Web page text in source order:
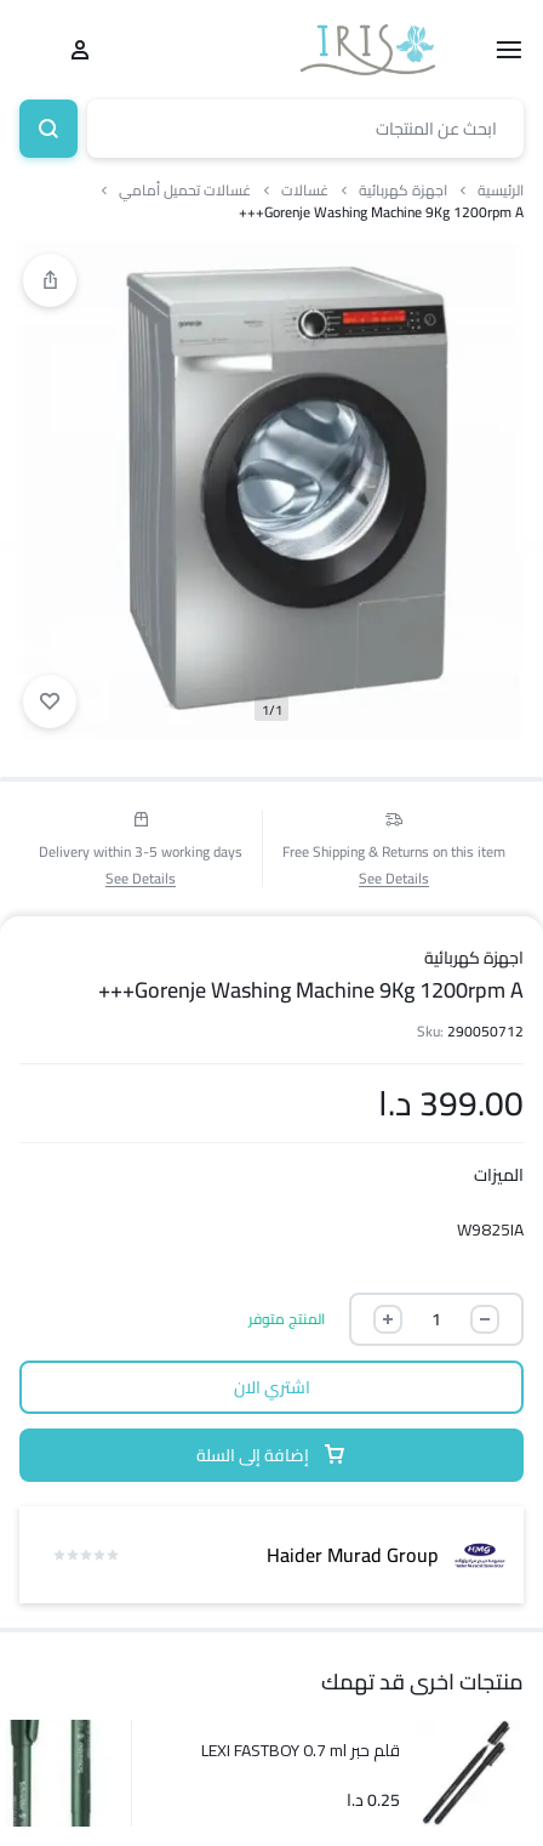
الرئيسية اجهزة كهربائية غسالات غسالات تحميل أمامي
Gorenje Washing Machine 9Kg 1200rpm A+++
1/1
Free Shipping & Returns on this item
See Details
Delivery within 3-5 working days
See Details
اجهزة كهربائية
Gorenje Washing Machine 9Kg 1200rpm A+++
Sku:290050712
399.00د.ا
الميزات
W9825IA
المنتج متوفر
إضافة إلى السلة
اشتري الان
Haider Murad Group
منتجات اخرى قد تهمك
قلم حبر LEXI FASTBOY 0.7 ml
0.25د.ا